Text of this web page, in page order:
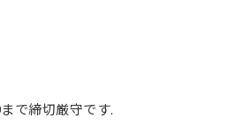
で締切厳守です.